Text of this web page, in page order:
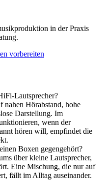
in der Praxis
vorbereiten
Lautsprecher?
nahen Hörabstand, hohe
Darstellung. Im
wenn der
hören will, empfindet die
Boxen gegengehört?
über kleine Lautsprecher,
Eine Mischung, die nur auf
fällt im Alltag auseinander.